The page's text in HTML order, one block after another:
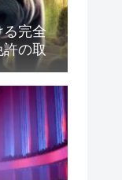
る完全
の取